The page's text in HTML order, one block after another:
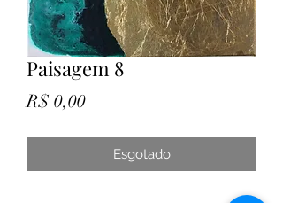
Paisagem 8
R$ 0,00Preço
Esgotado